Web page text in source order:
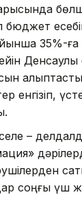
бюджет
35%-ға
Денсаулық
енгізіп,
–
соңғы үш